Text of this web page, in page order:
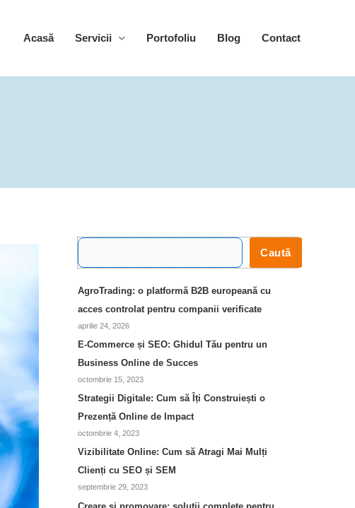
Acasă Servicii Portofoliu Blog Contact
C
a
ă
Caută
AgroTrading: o platformă B2B europeană cu
acces controlat pentru companii verificate
aprilie 24, 2026
E-Commerce și SEO: Ghidul Tău pentru un
Business Online de Succes
octombrie 15, 2023
Strategii Digitale: Cum să Îți Construiești o
Prezență Online de Impact
octombrie 4, 2023
Vizibilitate Online: Cum să Atragi Mai Mulți
Clienți cu SEO și SEM
septembrie 29, 2023
Creare și promovare: soluții complete pentru